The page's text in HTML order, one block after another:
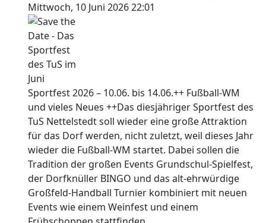
Mittwoch, 10 Juni 2026 22:01
Sportfest 2026 – 10.06. bis 14.06.++ Fußball-WM
und vieles Neues ++Das diesjähriger Sportfest des
TuS Nettelstedt soll wieder eine große Attraktion
für das Dorf werden, nicht zuletzt, weil dieses Jahr
wieder die Fußball-WM startet. Dabei sollen die
Tradition der großen Events Grundschul-Spielfest,
der Dorfknüller BINGO und das alt-ehrwürdige
Großfeld-Handball Turnier kombiniert mit neuen
Events wie einem Weinfest und einem